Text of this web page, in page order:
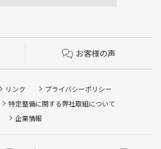
お客様の声
リンク
プライバシーポリシー
特定整備に関する弊社取組について
企業情報